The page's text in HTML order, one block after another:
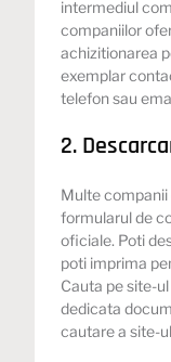
intermediul
companiilor
achizitionarea
exemplar
telefon sau
2.
Multe companii
formularul de
oficiale. Poti
poti imprima
Cauta pe site-
dedicata
cautare a site-